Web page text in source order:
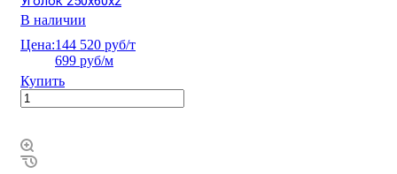
В наличии
Цена:144 520 руб/т
699 руб/м
Купить